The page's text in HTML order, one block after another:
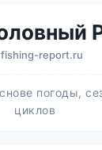
fishing-report.ru
погоды,
циклов